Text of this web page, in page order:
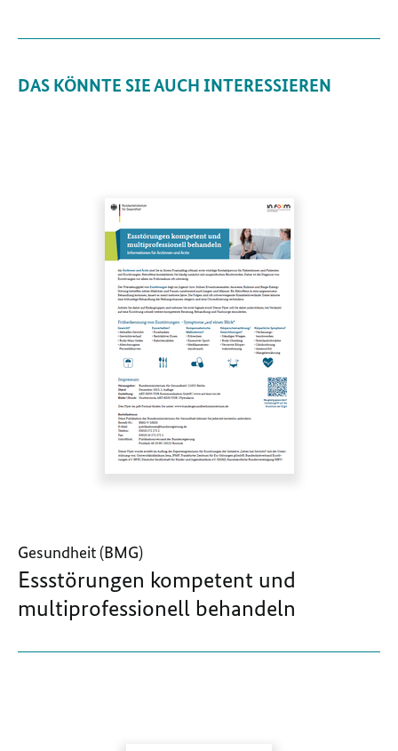
DAS KÖNNTE SIE AUCH INTERESSIEREN
Gesundheit (BMG)
Essstörungen kompetent und
multiprofessionell behandeln